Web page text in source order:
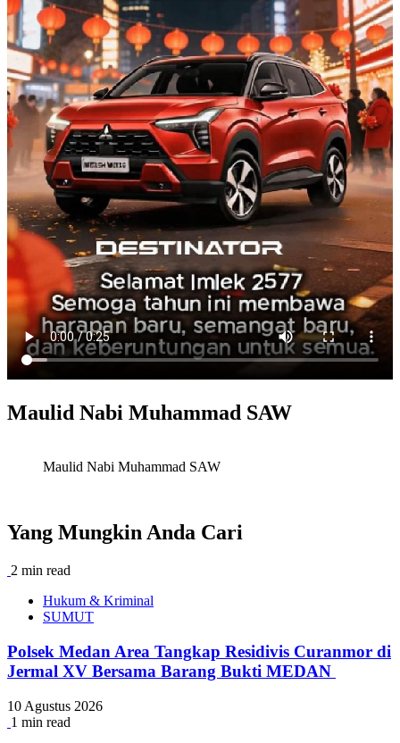
Maulid Nabi Muhammad SAW
Maulid Nabi Muhammad SAW
Yang Mungkin Anda Cari
2 min read
Hukum & Kriminal
SUMUT
Polsek Medan Area Tangkap Residivis Curanmor di
Jermal XV Bersama Barang Bukti MEDAN
10 Agustus 2026
1 min read